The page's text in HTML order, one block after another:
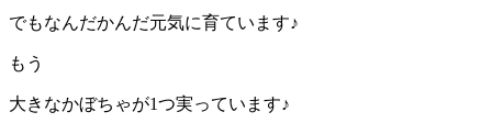
でもなんだかんだ元気に育ています♪
もう
大きなかぼちゃが1つ実っています♪